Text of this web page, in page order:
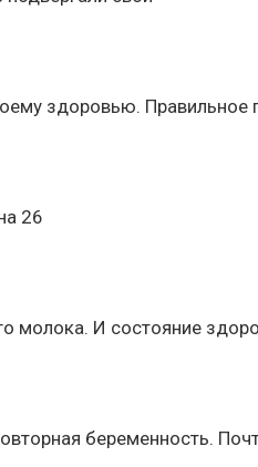
здоровью. Правильное
26
молока. И состояние
беременность.